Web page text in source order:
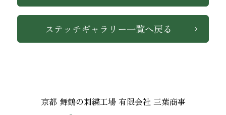
ステッチギャラリー一覧へ戻る
京都 舞鶴の刺繍工場 有限会社 三葉商事